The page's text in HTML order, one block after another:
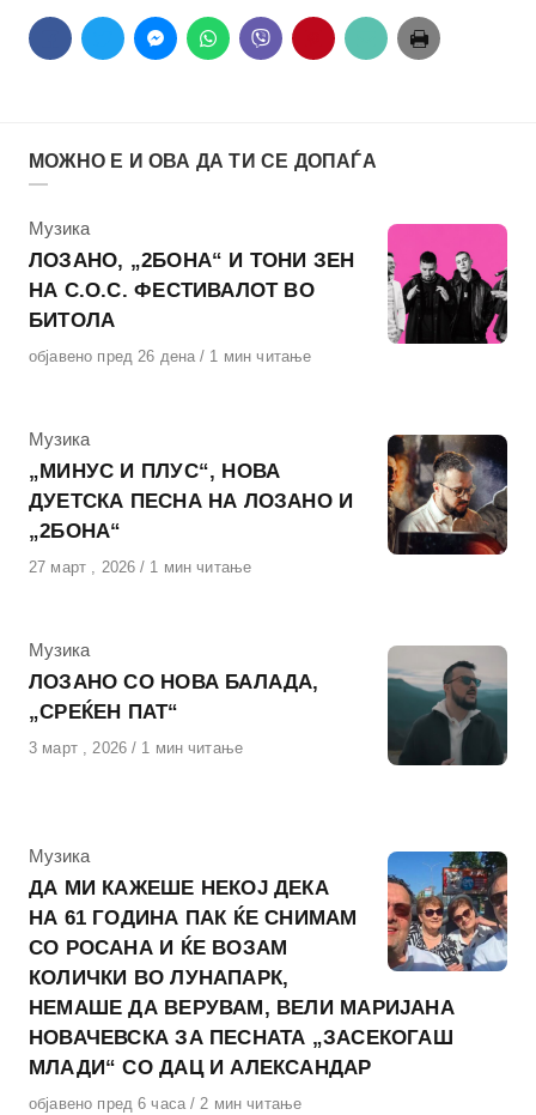
МОЖНО Е И ОВА ДА ТИ СЕ ДОПАЃА
КАтегорија
Музика
ЛОЗАНО, „2БОНА“ И ТОНИ ЗЕН
НА С.О.С. ФЕСТИВАЛОТ ВО
БИТОЛА
Објавено
објавено пред 26 дена 1 мин читање
КАтегорија
Музика
„МИНУС И ПЛУС“, НОВА
ДУЕТСКА ПЕСНА НА ЛОЗАНО И
„2БОНА“
Објавено
27 март , 2026 1 мин читање
КАтегорија
Музика
ЛОЗАНО СО НОВА БАЛАДА,
„СРЕЌЕН ПАТ“
Објавено
3 март , 2026 1 мин читање
КАтегорија
Музика
ДА МИ КАЖЕШЕ НЕКОЈ ДЕКА
НА 61 ГОДИНА ПАК ЌЕ СНИМАМ
СО РОСАНА И ЌЕ ВОЗАМ
КОЛИЧКИ ВО ЛУНАПАРК,
НЕМАШЕ ДА ВЕРУВАМ, ВЕЛИ МАРИЈАНА
НОВАЧЕВСКА ЗА ПЕСНАТА „ЗАСЕКОГАШ
МЛАДИ“ СО ДАЦ И АЛЕКСАНДАР
Објавено
објавено пред 6 часа 2 мин читање